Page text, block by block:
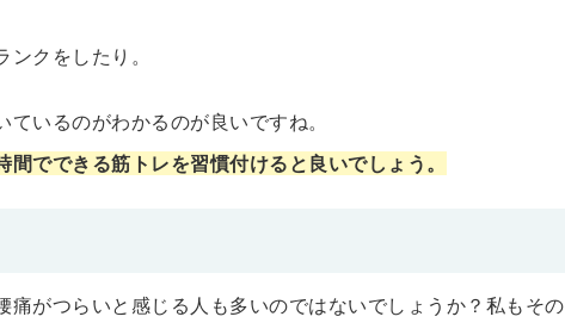
クをしたり。
いるのがわかるのが良いですね。
でできる筋トレを習慣付けると良いでしょう。
痛がつらいと感じる人も多いのではないでしょうか？私もその